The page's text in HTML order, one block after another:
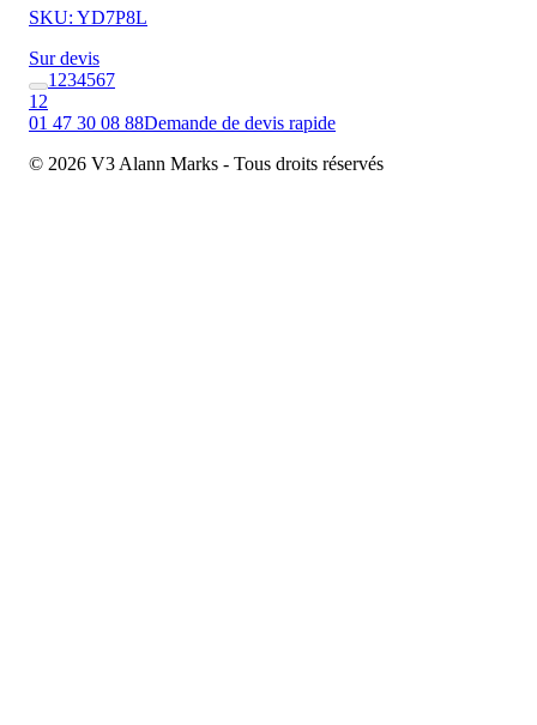
SKU: YD7P8L
Sur devis
1 234567
12
01 47 30 08 88Demande de devis rapide
© 2026 V3 Alann Marks - Tous droits réservés